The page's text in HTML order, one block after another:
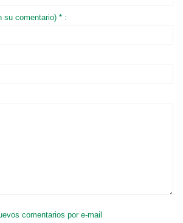
su comentario) * :
comentarios por e-mail